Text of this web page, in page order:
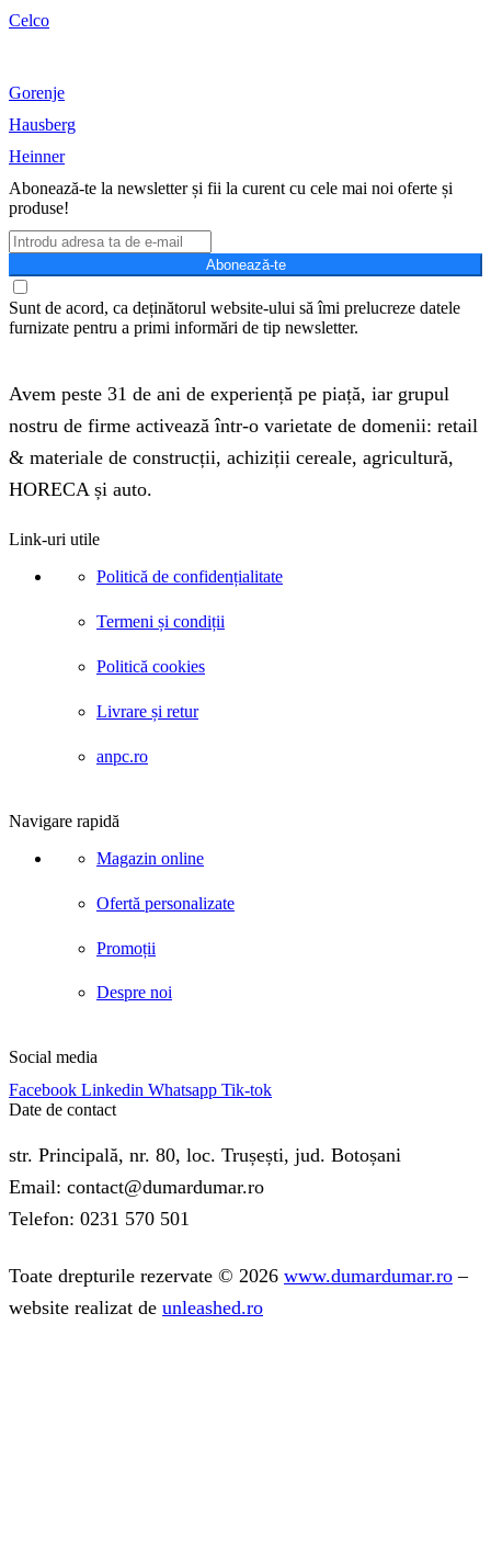
Celco
Gorenje
Hausberg
Heinner
Abonează-te la newsletter și fii la curent cu cele mai noi oferte și
produse!
Abonează-te
Sunt de acord, ca deținătorul website-ului să îmi prelucreze datele
furnizate pentru a primi informări de tip newsletter.
Avem peste 31 de ani de experiență pe piață, iar grupul
nostru de firme activează într-o varietate de domenii: retail
& materiale de construcții, achiziții cereale, agricultură,
HORECA și auto.
Link-uri utile
Politică de confidențialitate
Termeni și condiții
Politică cookies
Livrare și retur
anpc.ro
Navigare rapidă
Magazin online
Ofertă personalizate
Promoții
Despre noi
Social media
Facebook Linkedin Whatsapp Tik-tok
Date de contact
str. Principală, nr. 80, loc. Trușești, jud. Botoșani
Email: contact@dumardumar.ro
Telefon: 0231 570 501
Toate drepturile rezervate © 2026 www.dumardumar.ro –
website realizat de unleashed.ro